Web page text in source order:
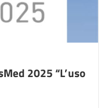
2025 “L’uso